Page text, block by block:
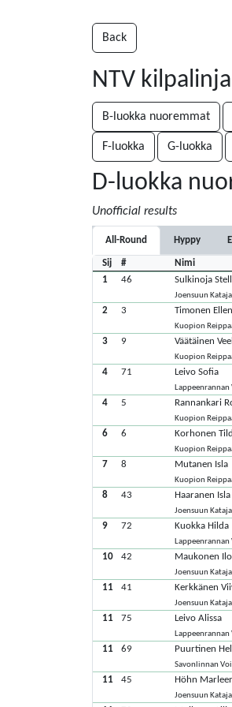
Back
NTV
B-luokka nuoremmat
F-luokka G-luokka
D-luokka
Unofficial results
All-Round Hyppy
Sij # Nimi
1
46 Sulkinoja
Joensuun
2 3 Timonen Ellen
Kuopion
3 9 Väätäinen
Kuopion
4 71 Leivo Sofia
4 5 Rannankari
Kuopion
6 6 Korhonen
Kuopion
7 8 Mutanen Isla
Kuopion
8 43 Haaranen Isla
Joensuun
9 72 Kuokka Hilda
10 42 Maukonen
Joensuun
11 41 Kerkkänen
Joensuun
11 75 Leivo Alissa
11 69 Puurtinen
Savonlinnan
11 45 Höhn
Joensuun